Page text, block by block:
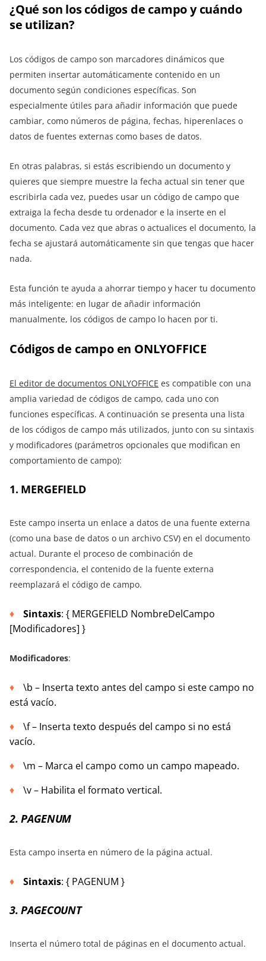
¿Qué son los códigos de campo y cuándo
se utilizan?
Los códigos de campo son marcadores dinámicos que
permiten insertar automáticamente contenido en un
documento según condiciones específicas. Son
especialmente útiles para añadir información que puede
cambiar, como números de página, fechas, hiperenlaces o
datos de fuentes externas como bases de datos.
En otras palabras, si estás escribiendo un documento y
quieres que siempre muestre la fecha actual sin tener que
escribirla cada vez, puedes usar un código de campo que
extraiga la fecha desde tu ordenador e la inserte en el
documento. Cada vez que abras o actualices el documento, la
fecha se ajustará automáticamente sin que tengas que hacer
nada.
Esta función te ayuda a ahorrar tiempo y hacer tu documento
más inteligente: en lugar de añadir información
manualmente, los códigos de campo lo hacen por ti.
Códigos de campo en ONLYOFFICE
El editor de documentos ONLYOFFICE es compatible con una
amplia variedad de códigos de campo, cada uno con
funciones específicas. A continuación se presenta una lista
de los códigos de campo más utilizados, junto con su sintaxis
y modificadores (parámetros opcionales que modifican en
comportamiento de campo):
1. MERGEFIELD
Este campo inserta un enlace a datos de una fuente externa
(como una base de datos o un archivo CSV) en el documento
actual. Durante el proceso de combinación de
correspondencia, el contenido de la fuente externa
reemplazará el código de campo.
Sintaxis: { MERGEFIELD NombreDelCampo
[Modificadores] }
Modificadores:
\b – Inserta texto antes del campo si este campo no
está vacío.
\f – Inserta texto después del campo si no está
vacío.
\m – Marca el campo como un campo mapeado.
\v – Habilita el formato vertical.
2. PAGENUM
Esta campo inserta en número de la página actual.
Sintaxis: { PAGENUM }
3. PAGECOUNT
Inserta el número total de páginas en el documento actual.